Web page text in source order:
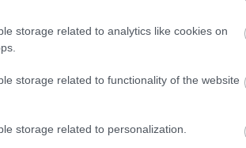
storage related to analytics like cookies on
storage related to functionality of the website
storage related to personalization.
hegyekből, szurdokokból,
olyan növény és állatfaj található
10 Nemzeti Parkja -
években a magyar nemzeti parkok
így fel is lendítették a hazai
is büszkélkedik számtalan mesés